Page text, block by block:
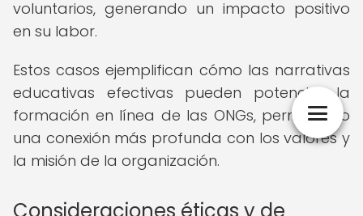
voluntarios, generando un impacto positivo
en su labor.
Estos casos ejemplifican cómo las narrativas
educativas efectivas pueden potenciar la
formación en línea de las ONGs, permitiendo
una conexión más profunda con los valores y
la misión de la organización.